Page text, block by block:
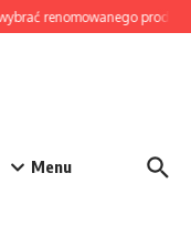
renomowanego
Menu